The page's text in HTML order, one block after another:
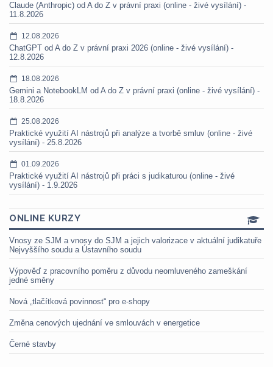
Claude (Anthropic) od A do Z v právní praxi (online - živé vysílání) -
11.8.2026
12.08.2026
ChatGPT od A do Z v právní praxi 2026 (online - živé vysílání) -
12.8.2026
18.08.2026
Gemini a NotebookLM od A do Z v právní praxi (online - živé vysílání) -
18.8.2026
25.08.2026
Praktické využití AI nástrojů při analýze a tvorbě smluv (online - živé
vysílání) - 25.8.2026
01.09.2026
Praktické využití AI nástrojů při práci s judikaturou (online - živé
vysílání) - 1.9.2026
ONLINE KURZY
Vnosy ze SJM a vnosy do SJM a jejich valorizace v aktuální judikatuře
Nejvyššího soudu a Ústavního soudu
Výpověď z pracovního poměru z důvodu neomluveného zameškání
jedné směny
Nová „tlačítková povinnost“ pro e-shopy
Změna cenových ujednání ve smlouvách v energetice
Černé stavby